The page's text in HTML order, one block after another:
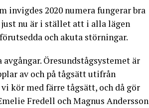
invigdes 2020 numera fungerar bra
nu är i stället att i alla lägen
och akuta störningar.
Öresundstågsystemet är
av och på tågsätt utifrån
kör med färre tågsätt, och då gör
Fredell och Magnus Andersson